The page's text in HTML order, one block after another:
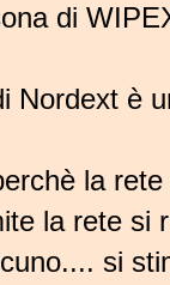
di
Nordext è
la
la rete si
si